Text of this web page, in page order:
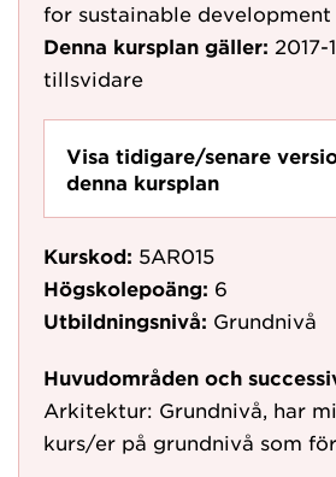
for sustainable development
Denna kursplan gäller: 2017-
tillsvidare
Visa tidigare/senare
denna kursplan
Kurskod: 5AR015
Högskolepoäng: 6
Utbildningsnivå: Grundnivå
Huvudområden och
Arkitektur: Grundnivå, har
kurs/er på grundnivå som